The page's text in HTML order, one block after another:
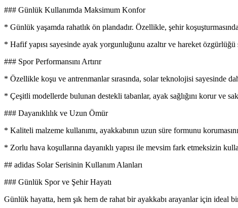
### Günlük Kullanımda Maksimum Konfor
* Günlük yaşamda rahatlık ön plandadır. Özellikle, şehir
* Hafif yapısı sayesinde ayak yorgunluğunu azaltır ve hareket özgürlüğü
### Spor Performansını Artırır
* Özellikle koşu ve antrenmanlar sırasında, solar teknolojisi sayesinde
* Çeşitli modellerde bulunan destekli tabanlar, ayak sağlığını korur ve
### Dayanıklılık ve Uzun Ömür
* Kaliteli malzeme kullanımı, ayakkabının uzun süre formunu
* Zorlu hava koşullarına dayanıklı yapısı ile mevsim fark etmeksizin
## adidas Solar Serisinin Kullanım Alanları
### Günlük Spor ve Şehir Hayatı
Günlük hayatta, hem şık hem de rahat bir ayakkabı arayanlar için ideal